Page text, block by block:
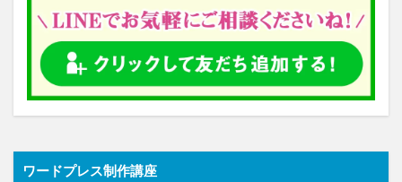
ワードプレス制作講座